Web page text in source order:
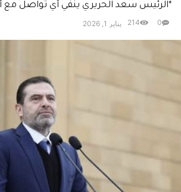
*الرئيس سعد الحريري ينفي أي تواصل مع
يناير 1, 2026 0
214